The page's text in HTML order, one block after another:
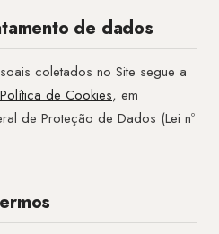
de dados
coletados no Site segue a
Política de Cookies, em
de Proteção de Dados (Lei nº